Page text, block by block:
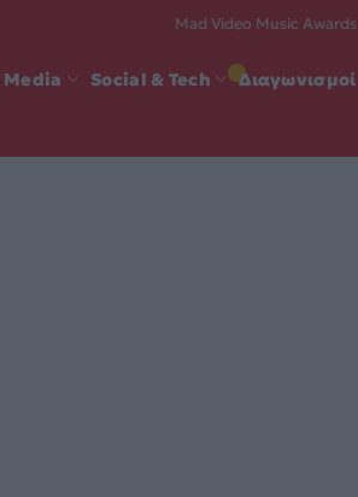
Mad Video Music Awards
Media Social & Tech Διαγωνισμοί